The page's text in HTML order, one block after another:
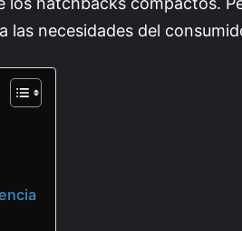
las necesidades del